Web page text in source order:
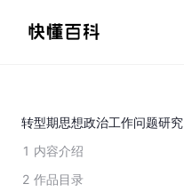
转型期思想政治工作问题研究
1 内容介绍
2 作品目录